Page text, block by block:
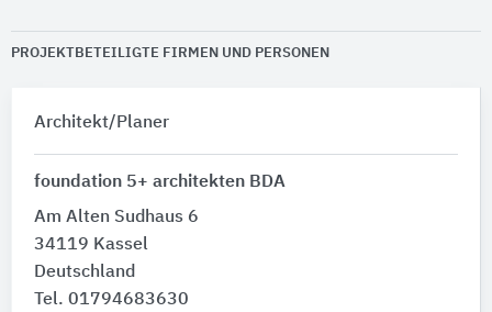
PROJEKTBETEILIGTE FIRMEN UND PERSONEN
Architekt/Planer
foundation 5+ architekten BDA
Am Alten Sudhaus 6
34119 Kassel
Deutschland
Tel. 01794683630